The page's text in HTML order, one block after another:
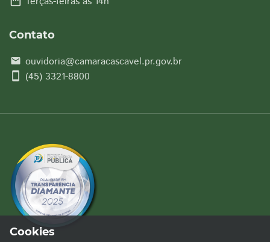
Contato
email ouvidoria@camaracascavel.pr.gov.br
smartphone (45) 3321-8800
Cookies